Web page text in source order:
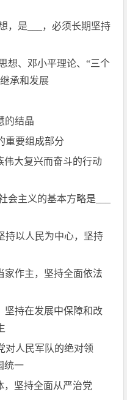
，是
，必须长期坚持
想、邓小平理论、“三个
承和发展
的结晶
重要组成部分
伟大复兴而奋斗的行动
会主义的基本方略是
持以人民为中心，坚持
家作主，坚持全面依法
坚持在发展中保障和改
对人民军队的绝对领
统一
，坚持全面从严治党